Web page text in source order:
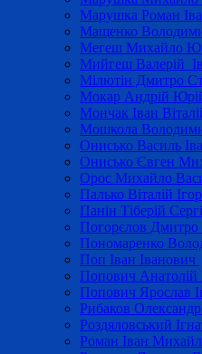
Марушка Роман
Мащенко
Мегеш Михайло
Мийгеш Валерій
Мілютін Дмитро
Мокар Андрій
Мончак Іван
Мошкола
Онисько Василь
Онисько Євген
Орос Михайло
Палько Віталій
Панін Тіберій
Погорєлов
Пономаренко
Поп Іван Іванович
Попович Анатолій
Попович Ярослав
Рибаков
Роздяловський
Роман Іван